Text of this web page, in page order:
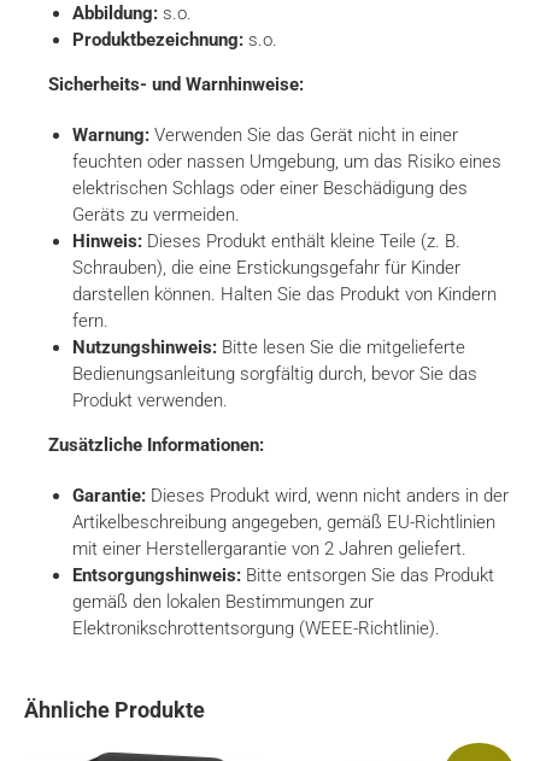
Abbildung: s.o.
Produktbezeichnung: s.o.
Sicherheits- und Warnhinweise:
Warnung: Verwenden Sie das Gerät nicht in einer
feuchten oder nassen Umgebung, um das Risiko eines
elektrischen Schlags oder einer Beschädigung des
Geräts zu vermeiden.
Hinweis: Dieses Produkt enthält kleine Teile (z. B.
Schrauben), die eine Erstickungsgefahr für Kinder
darstellen können. Halten Sie das Produkt von Kindern
fern.
Nutzungshinweis: Bitte lesen Sie die mitgelieferte
Bedienungsanleitung sorgfältig durch, bevor Sie das
Produkt verwenden.
Zusätzliche Informationen:
Garantie: Dieses Produkt wird, wenn nicht anders in der
Artikelbeschreibung angegeben, gemäß EU-Richtlinien
mit einer Herstellergarantie von 2 Jahren geliefert.
Entsorgungshinweis: Bitte entsorgen Sie das Produkt
gemäß den lokalen Bestimmungen zur
Elektronikschrottentsorgung (WEEE-Richtlinie).
Ähnliche Produkte